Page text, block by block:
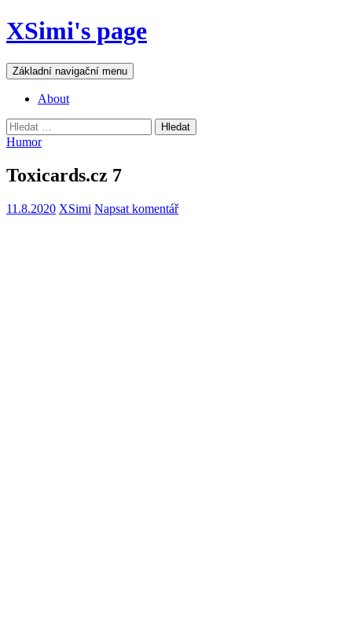
Přejít
k
webu
XSimi's page
Hledat
Základní navigační menu
About
Vyhledávání
Humor
Toxicards.cz 7
11.8.2020 XSimi Napsat komentář